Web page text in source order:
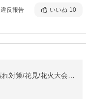
違反報告 いいね 10